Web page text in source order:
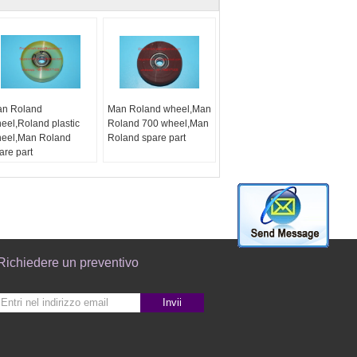
Roland
plastic
Roland
part
Man Roland wheel,Man
Roland 700 wheel,Man
Roland spare part
un preventivo
Invii